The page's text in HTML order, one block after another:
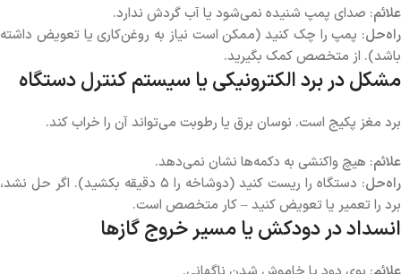
علائم: صدای پمپ شنیده نمی‌شود یا آب گردش ندارد.
راه‌حل: پمپ را چک کنید (ممکن است نیاز به روغن‌کاری یا تعویض داشته
باشد). از متخصص کمک بگیرید.
مشکل در برد الکترونیکی یا سیستم کنترل دستگاه
برد مغز پکیج است. نوسان برق یا رطوبت می‌تواند آن را خراب کند.
علائم: هیچ واکنشی به دکمه‌ها نشان نمی‌دهد.
راه‌حل
: دستگاه را ریست کنید (دوشاخه را ۵ دقیقه بکشید). اگر حل نشد،
برد را تعمیر یا تعویض کنید – کار متخصص است.
انسداد در دودکش یا مسیر خروج گازها